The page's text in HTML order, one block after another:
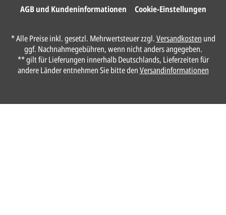
Vorname*
AGB und Kundeninformationen
Cookie-Einstellungen
* Alle Preise inkl. gesetzl. Mehrwertsteuer zzgl.Versandkosten und
ggf. Nachnahmegebühren, wenn nicht anders angegeben.
** gilt für Lieferungen innerhalb Deutschlands, Lieferzeiten für
andere Länder entnehmen Sie bitte denVersandinformationen